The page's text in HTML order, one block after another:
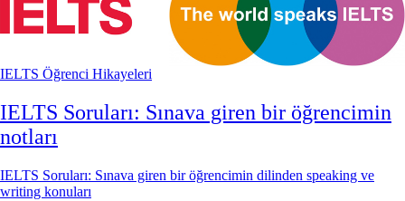
IELTS Öğrenci Hikayeleri
IELTS Soruları: Sınava giren bir öğrencimin
notları
IELTS Soruları: Sınava giren bir öğrencimin dilinden speaking ve
writing konuları